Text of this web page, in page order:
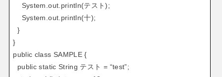
System.out.println(テスト);
System.out.println(十);
}
}
public class SAMPLE {
public static String テスト = “test”;